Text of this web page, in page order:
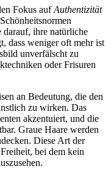
Fokus aufAuthentizität
darauf, ihre natürliche
dass weniger oft mehr ist
unverfälscht zu
oder Frisuren
an Bedeutung, die den
zu wirken. Das
akzentuiert, und die
Graue Haare werden
Diese Art der
bei dem kein